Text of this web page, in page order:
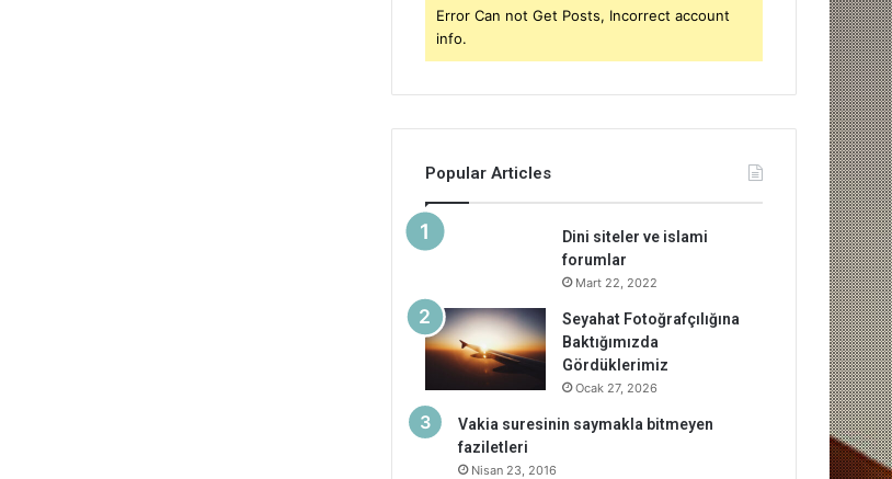
Error Can not Get Posts, Incorrect account
info.
Popular Articles
Dini siteler ve islami
forumlar
Mart 22, 2022
Seyahat Fotoğrafçılığına
Baktığımızda
Gördüklerimiz
Ocak 27, 2026
Vakia suresinin saymakla bitmeyen
faziletleri
Nisan 23, 2016